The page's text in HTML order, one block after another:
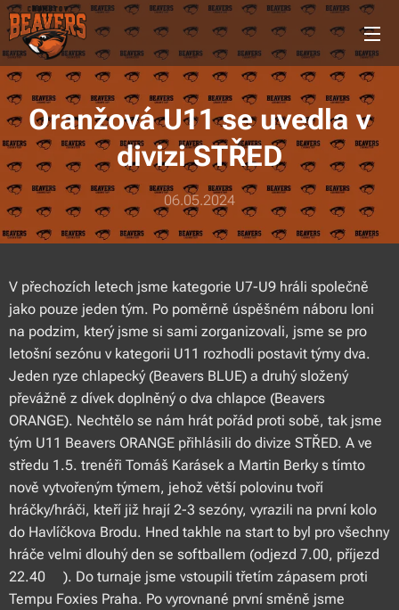
Oranžová U11 se uvedla v
divizi STŘED
06.05.2024
V přechozích letech jsme kategorie U7-U9 hráli společně
jako pouze jeden tým. Po poměrně úspěšném náboru loni
na podzim, který jsme si sami zorganizovali, jsme se pro
letošní sezónu v kategorii U11 rozhodli postavit týmy dva.
Jeden ryze chlapecký (Beavers BLUE) a druhý složený
převážně z dívek doplněný o dva chlapce (Beavers
ORANGE). Nechtělo se nám hrát pořád proti sobě, tak jsme
tým U11 Beavers ORANGE přihlásili do divize STŘED. A ve
středu 1.5. trenéři Tomáš Karásek a Martin Berky s tímto
nově vytvořeným týmem, jehož větší polovinu tvoří
hráčky/hráči, kteří již hrají 2-3 sezóny, vyrazili na první kolo
do Havlíčkova Brodu. Hned takhle na start to byl pro všechny
hráče velmi dlouhý den se softballem (odjezd 7.00, příjezd
22.40☹). Do turnaje jsme vstoupili třetím zápasem proti
Tempu Foxies Praha. Po vyrovnané první směně jsme